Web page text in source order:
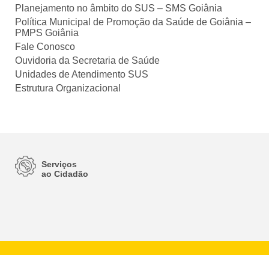
Planejamento no âmbito do SUS – SMS Goiânia
Política Municipal de Promoção da Saúde de Goiânia –
PMPS Goiânia
Fale Conosco
Ouvidoria da Secretaria de Saúde
Unidades de Atendimento SUS
Estrutura Organizacional
Serviços
ao Cidadão